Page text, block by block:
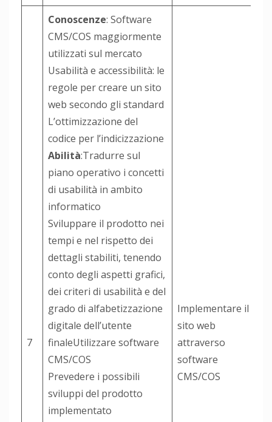
7
Conoscenze: Software
CMS/COS maggiormente
utilizzati sul mercato
Usabilità e accessibilità: le
regole per creare un sito
web secondo gli standard
L’ottimizzazione del
codice per l’indicizzazione
Abilità:Tradurre sul
piano operativo i concetti
di usabilità in ambito
informatico
Sviluppare il prodotto nei
tempi e nel rispetto dei
dettagli stabiliti, tenendo
conto degli aspetti grafici,
dei criteri di usabilità e del
grado di alfabetizzazione
digitale dell’utente
finaleUtilizzare software
CMS/COS
Prevedere i possibili
sviluppi del prodotto
implementato
Implementare il
sito web
attraverso
software
CMS/COS